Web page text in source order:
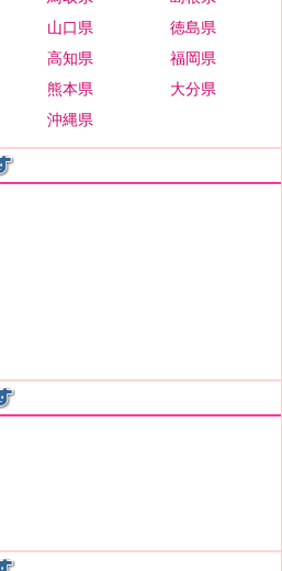
山口県
徳島県
高知県
福岡県
熊本県
大分県
沖縄県